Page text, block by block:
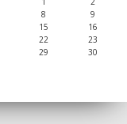
8
9
15
16
22
23
29
30